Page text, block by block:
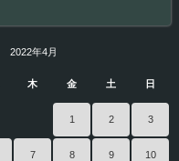
2022年4月
木 金 土 日
1 2 3
7 8 9 10